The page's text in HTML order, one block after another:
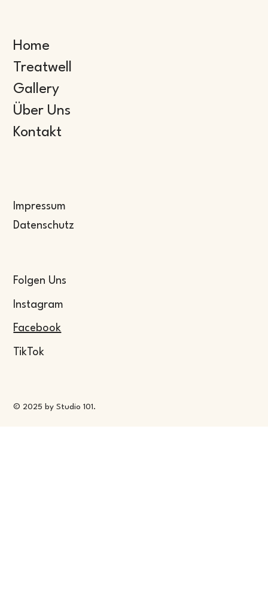
Home
Treatwell
Gallery
Über Uns
Kontakt
Impressum
Datenschutz
Folgen Uns
Instagram
Facebook
TikTok
© 2025 by Studio 101.